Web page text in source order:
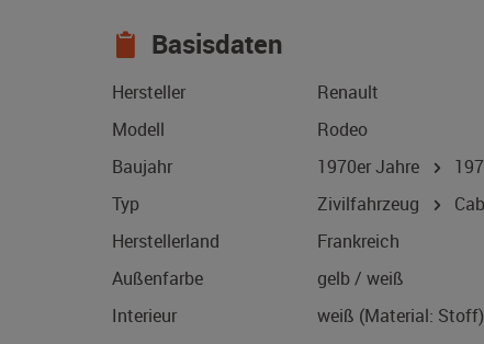
Basisdaten
Hersteller
Renault
Modell
Rodeo
Baujahr
1970er Jahre
Typ
Zivilfahrzeug
Herstellerland
Frankreich
Außenfarbe
gelb / weiß
Interieur
weiß (Material: Stoff)